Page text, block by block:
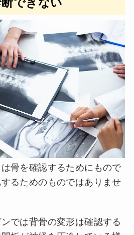
できない
骨を確認するためにもので
るためのものではありませ
では背骨の変形は確認する